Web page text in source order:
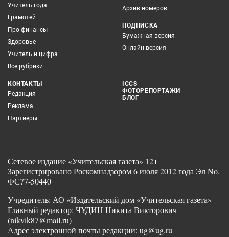
Учитель года
Грамотей
Про финансы
Здоровье
Учитель и цифра
Все рубрики
Архив номеров
ПОДПИСКА
Бумажная версия
Онлайн-версия
КОНТАКТЫ
Редакция
Реклама
Партнеры
ICCS
ФОТОРЕПОРТАЖИ
БЛОГ
Сетевое издание «Учительская газета» 12+
Зарегистрировано Роскомнадзором 6 июля 2012 года Эл No.
ФС77-50440
Учредитель: АО «Издательский дом «Учительская газета»
Главный редактор: ЧУДИН Никита Викторович
(nikvik87@mail.ru)
Адрес электронной почты редакции: ug@ug.ru